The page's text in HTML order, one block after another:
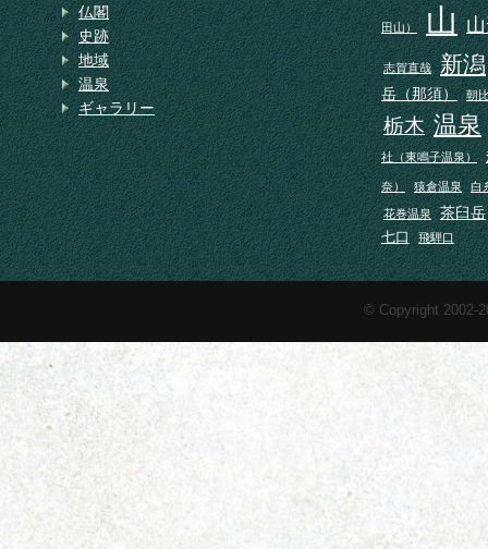
仏閣
史跡
地域
温泉
ギャラリー
田山） 山
志賀直哉 新潟
岳（那須） 朝
栃木 温泉
社（東鳴子温泉）
奈） 猿倉温泉 白
花巻温泉 茶臼岳
七口 飛騨口
© Copyright 2002-